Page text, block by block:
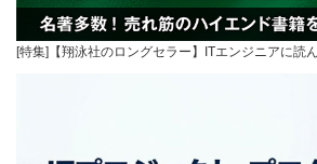
[特集]【翔泳社のロングセラー】ITエンジニアに読